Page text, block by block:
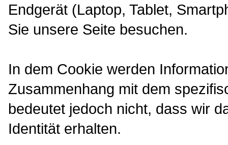
Endgerät (Laptop, Tablet,
Sie unsere Seite besuchen.
In dem Cookie werden
Zusammenhang mit dem
bedeutet jedoch nicht, dass wir
Identität erhalten.